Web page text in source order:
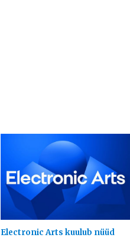
Electronic Arts kuulub nüüd